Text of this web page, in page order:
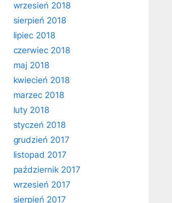
wrzesień 2018
sierpień 2018
lipiec 2018
czerwiec 2018
maj 2018
kwiecień 2018
marzec 2018
luty 2018
styczeń 2018
grudzień 2017
listopad 2017
październik 2017
wrzesień 2017
sierpień 2017